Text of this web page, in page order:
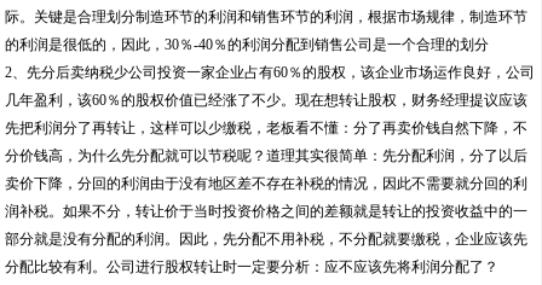
际。关键是合理划分制造环节的利润和销售环节的利润，根据市场规律，制造环节
的利润是很低的，因此，30％-40％的利润分配到销售公司是一个合理的划分
2、先分后卖纳税少公司投资一家企业占有60％的股权，该企业市场运作良好，公司
几年盈利，该60％的股权价值已经涨了不少。现在想转让股权，财务经理提议应该
先把利润分了再转让，这样可以少缴税，老板看不懂：分了再卖价钱自然下降，不
分价钱高，为什么先分配就可以节税呢？道理其实很简单：先分配利润，分了以后
卖价下降，分回的利润由于没有地区差不存在补税的情况，因此不需要就分回的利
润补税。如果不分，转让价于当时投资价格之间的差额就是转让的投资收益中的一
部分就是没有分配的利润。因此，先分配不用补税，不分配就要缴税，企业应该先
分配比较有利。公司进行股权转让时一定要分析：应不应该先将利润分配了？